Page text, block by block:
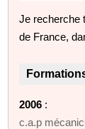
Je recherche
de France,
2006 :
c.a.p